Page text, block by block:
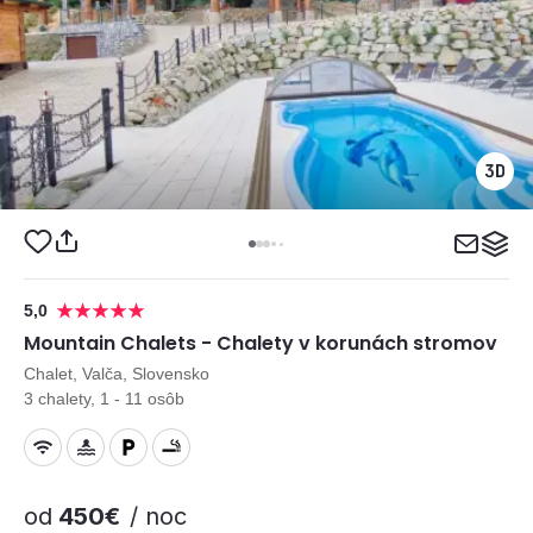
5,0
Mountain Chalets - Chalety v korunách stromov
Chalet, Valča, Slovensko
3 chalety, 1 - 11 osôb
od 450€ / noc